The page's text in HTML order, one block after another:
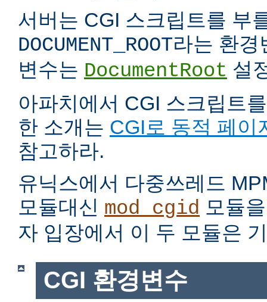
서버는 CGI 스크립트를 부
DOCUMENT_ROOT라는 환경
변수는 DocumentRoot 설
아파치에서 CGI 스크립트
한 소개는 CGI로 동적 페이
참고하라.
유닉스에서 다중쓰레드
모듈대신 mod_cgid 모듈
자 입장에서 이 두 모듈은
CGI 환경변수